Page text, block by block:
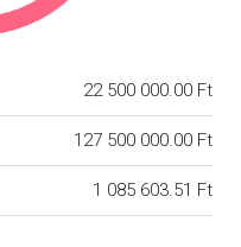
22 500 000.00 Ft
127 500 000.00 Ft
1 085 603.51 Ft